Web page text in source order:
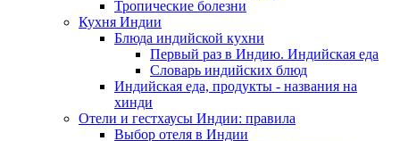
Тропические болезни
Кухня Индии
Блюда индийской кухни
Первый раз в Индию. Индийская еда
Словарь индийских блюд
Индийская еда, продукты - названия на
хинди
Отели и гестхаусы Индии: правила
Выбор отеля в Индии